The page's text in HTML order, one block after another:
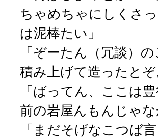
ちゃめちゃにしくさ
は泥棒たい」
「ぞーたん（冗談）
積み上げて造ったと
「ばってん、ここは
前の岩屋んもんじゃ
「まだそげなこつば